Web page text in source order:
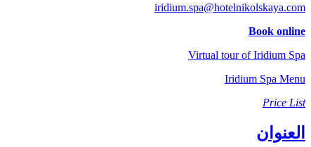
iridium.spa@hotelnikolskaya.com
Book online
Virtual tour of Iridium Spa
Iridium Spa Menu
Price List
العنوان